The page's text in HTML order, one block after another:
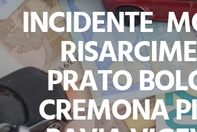
INCIDENTE
PRATO
CREMONA